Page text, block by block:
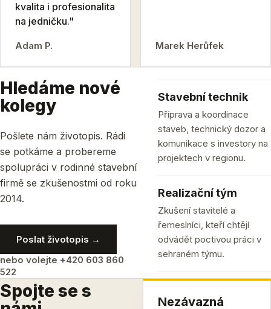
kvalita i profesionalita
na jedničku."
Adam P. Marek Herůfek
Hledáme nové
kolegy
Pošlete nám životopis. Rádi
se potkáme a probereme
spolupráci v rodinné stavební
firmě se zkušenostmi od roku
2014.
Poslat životopis →
nebo volejte +420 603 860
522
Stavební technik
Příprava a koordinace
staveb, technický dozor a
komunikace s investory na
projektech v regionu.
Realizační tým
Zkušení stavitelé a
řemeslníci, kteří chtějí
odvádět poctivou práci v
sehraném týmu.
Spojte se s
Nezávazná